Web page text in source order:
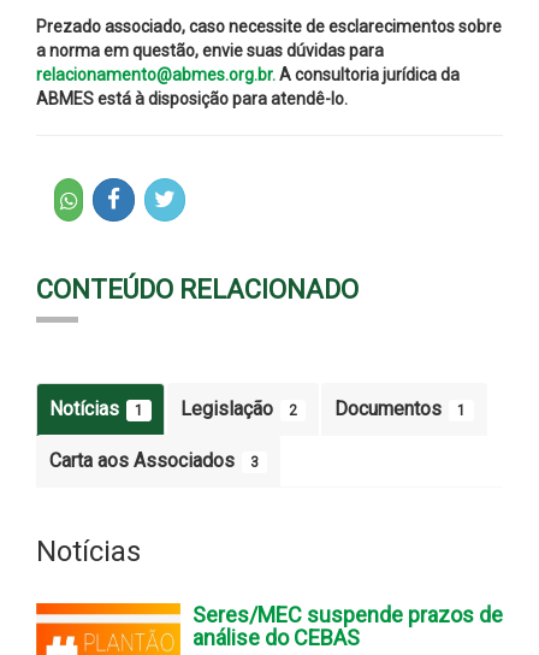
Prezado associado, caso necessite de esclarecimentos sobre
a norma em questão, envie suas dúvidas para
relacionamento@abmes.org.br.A consultoria jurídica da
ABMES está à disposição para atendê-lo.
CONTEÚDO RELACIONADO
Notícias 1 Legislação 2 Documentos 1
Carta aos Associados 3
Notícias
Seres/MEC suspende prazos de
análise do CEBAS